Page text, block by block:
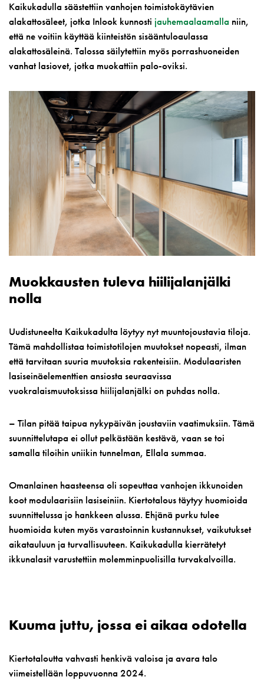
Kaikukadulla säästettiin vanhojen toimistokäytävien
alakattosäleet, jotka Inlook kunnosti jauhemaalaamalla niin,
että ne voitiin käyttää kiinteistön sisääntuloaulassa
alakattosäleinä. Talossa säilytettiin myös porrashuoneiden
vanhat lasiovet, jotka muokattiin palo-oviksi.
Muokkausten tuleva hiilijalanjälki
nolla
Uudistuneelta Kaikukadulta löytyy nyt muuntojoustavia tiloja.
Tämä mahdollistaa toimistotilojen muutokset nopeasti, ilman
että tarvitaan suuria muutoksia rakenteisiin. Modulaaristen
lasiseinäelementtien ansiosta seuraavissa
vuokralaismuutoksissa hiilijalanjälki on puhdas nolla.
– Tilan pitää taipua nykypäivän joustaviin vaatimuksiin. Tämä
suunnittelutapa ei ollut pelkästään kestävä, vaan se toi
samalla tiloihin uniikin tunnelman, Ellala summaa.
Omanlainen haasteensa oli sopeuttaa vanhojen ikkunoiden
koot modulaarisiin lasiseiniin. Kiertotalous täytyy huomioida
suunnittelussa jo hankkeen alussa. Ehjänä purku tulee
huomioida kuten myös varastoinnin kustannukset, vaikutukset
aikatauluun ja turvallisuuteen. Kaikukadulla kierrätetyt
ikkunalasit varustettiin molemminpuolisilla turvakalvoilla.
Kuuma juttu, jossa ei aikaa odotella
Kiertotaloutta vahvasti henkivä valoisa ja avara talo
viimeistellään loppuvuonna 2024.